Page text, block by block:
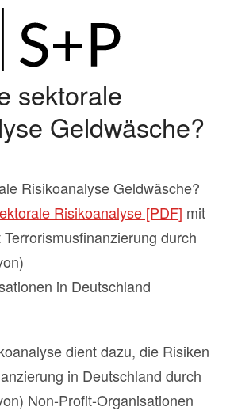
sektorale
Geldwäsche?
Risikoanalyse Geldwäsche?
Risikoanalyse [PDF] mit
durch
in Deutschland
dient dazu, die Risiken
in Deutschland durch
Non-Profit-Organisationen